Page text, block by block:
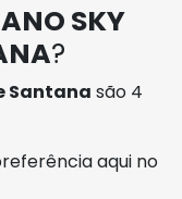
SKY
?
Santana são 4
aqui no